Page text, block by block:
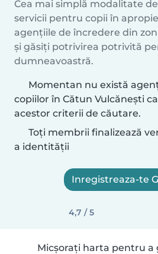
Cea mai simplă modalitate
servicii pentru copii în
agențiile de încredere din
și găsiți potrivirea potrivită
dumneavoastră.
Momentan nu există
copiilor în Cătun Vulcăneşti
acestor criterii de căutare.
Toți membrii finalizează
a identității
Inregistreaza-te
4,7 / 5
Micșorați harta pentru a